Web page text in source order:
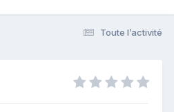
Toute l’activité